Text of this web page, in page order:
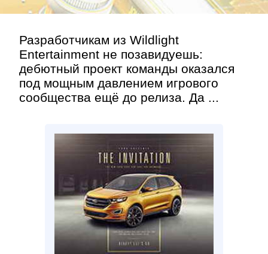
Разработчикам из Wildlight
Entertainment не позавидуешь:
дебютный проект команды оказался
под мощным давлением игрового
сообщества ещё до релиза. Да ...
Контакт»